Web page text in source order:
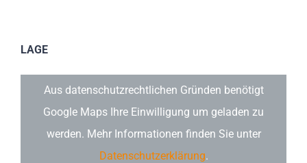
LAGE
Aus datenschutzrechtlichen Gründen benötigt
Google Maps Ihre Einwilligung um geladen zu
werden. Mehr Informationen finden Sie unter
Datenschutzerklärung.